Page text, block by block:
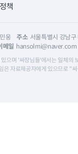
책
웅 주소 서울특별시 강남
메일 hansolmi@naver.com
으며 '싸장님들'에서는 일체의
은 자료제공자에게 있으므로 "